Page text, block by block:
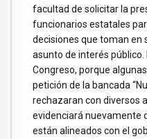
facultad de solicitar la
funcionarios estatales
decisiones que toman en
asunto de interés público.
Congreso, porque
petición de la bancada
rechazaran con diversos
evidenciará nuevamente
están alineados con el